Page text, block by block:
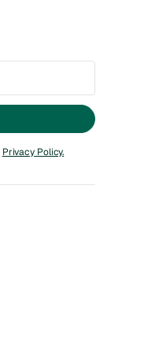
Privacy Policy.